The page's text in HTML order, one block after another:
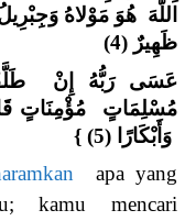
اللَّهَ هُوَ مَوْلاهُ
ظَهِيرٌ (4)
عَسَى رَبُّهُ إِنْ
مُسْلِمَاتٍ مُؤْمِنَاتٍ
وَأَبْكَارًا (5) }
apa yang
kamu mencari